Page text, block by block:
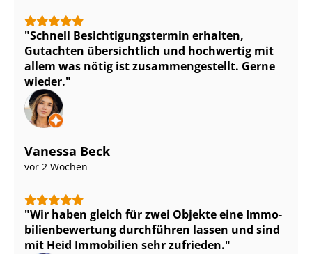
Schnell Be­sich­ti­gungs­ter­min erhalten,
Gutachten übersichtlich und hochwertig mit
allem was nötig ist zu­sam­men­ge­stellt. Gerne
wieder.
Vanessa Beck
vor 2 Wochen
Wir haben gleich für zwei Objekte eine Im­mo­
bi­li­en­be­wer­tung durchführen lassen und sind
mit Heid Immobilien sehr zufrieden.